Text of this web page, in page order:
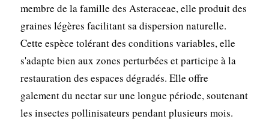
membre de la famille des Asteraceae, elle produit des
graines légères facilitant sa dispersion naturelle.
Cette espèce tolérant des conditions variables, elle
s'adapte bien aux zones perturbées et participe à la
restauration des espaces dégradés. Elle offre
galement du nectar sur une longue période, soutenant
les insectes pollinisateurs pendant plusieurs mois.